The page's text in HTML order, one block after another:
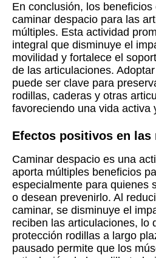
En conclusión, los
caminar despacio para las
múltiples. Esta actividad
integral que disminuye el
movilidad y fortalece el
de las articulaciones.
puede ser clave para
rodillas, caderas y otras
favoreciendo una vida activa
Efectos positivos en las
Caminar despacio es una
aporta múltiples beneficios
especialmente para quienes
o desean prevenirlo. Al
caminar, se disminuye el
reciben las articulaciones, lo
protección rodillas a largo
pausado permite que los